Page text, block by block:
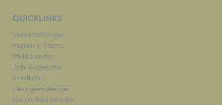
QUICKLINKS
Veranstaltungen
Parken in Krems
Müllkalender
Job-Angebote
Stadtplan
Heurigenkalender
Neues Bad Mirador